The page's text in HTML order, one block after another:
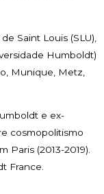
Saint Louis (SLU),
Humboldt)
Munique, Metz,
e ex-
cosmopolitismo
(2013-2019).
France.